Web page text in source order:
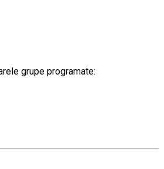
grupe programate: